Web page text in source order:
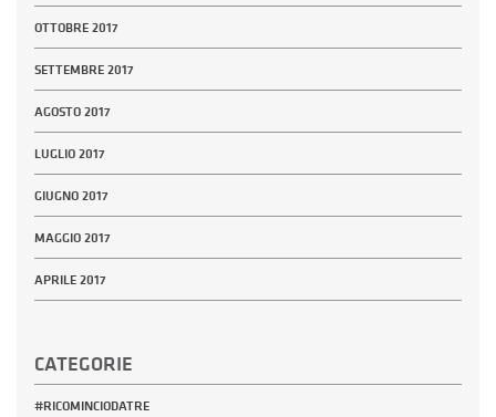
OTTOBRE 2017
SETTEMBRE 2017
AGOSTO 2017
LUGLIO 2017
GIUGNO 2017
MAGGIO 2017
APRILE 2017
CATEGORIE
#RICOMINCIODATRE